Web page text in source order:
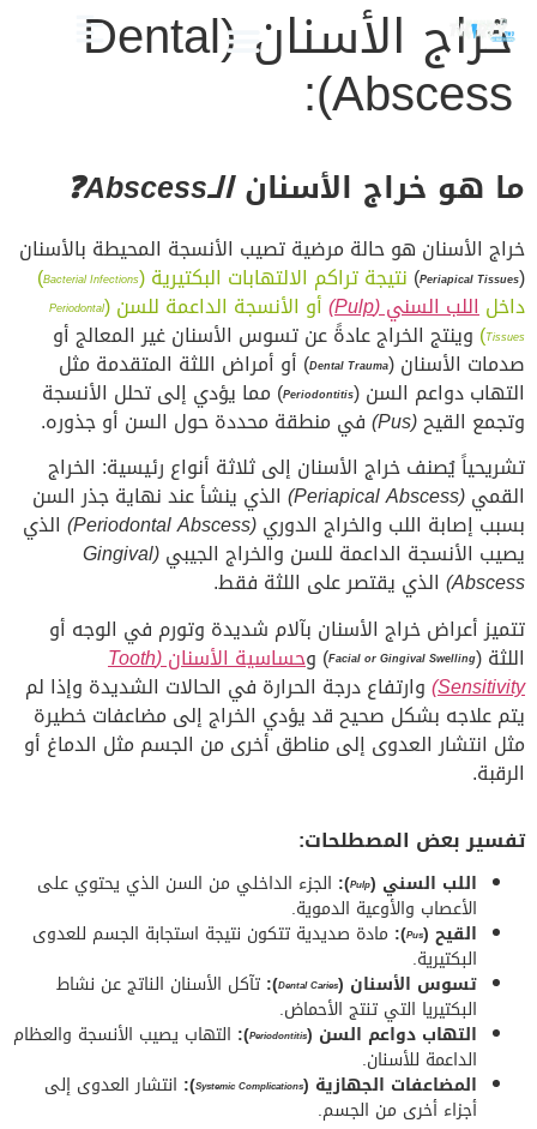
خراج الأسنان (Dental
Abscess):
ما هو خراج الأسنانالـAbscess❓
خراج الأسنان هو حالة مرضية تصيب الأنسجة المحيطة بالأسنان
(
Periapical Tissues
) نتيجة تراكم الالتهابات البكتيرية (Bacterial Infections
)
داخلاللب السني(Pulp) أو الأنسجة الداعمة للسن (Periodontal
Tissues
) وينتج الخراج عادةً عن تسوس الأسنان غير المعالج أو
صدمات الأسنان (Dental Trauma) أو أمراض اللثة المتقدمة مثل
التهاب دواعم السن (Periodontitis) مما يؤدي إلى تحلل الأنسجة
وتجمع القيح(Pus)
في منطقة محددة حول السن أو جذوره.
تشريحياً يُصنف خراج الأسنان إلى ثلاثة أنواع رئيسية: الخراج
القمي(Periapical Abscess) الذي ينشأ عند نهاية جذر السن
بسبب إصابة اللب والخراج الدوري(Periodontal Abscess) الذي
يصيب الأنسجة الداعمة للسن والخراج الجيبي (Gingival
Abscess) الذي يقتصر على اللثة فقط.
تتميز أعراض خراج الأسنان بآلام شديدة وتورم في الوجه أو
اللثة (Facial or Gingival Swelling) وحساسية الأسنان(Tooth
Sensitivity) وارتفاع درجة الحرارة في الحالات الشديدة وإذا لم
يتم علاجه بشكل صحيح قد يؤدي الخراج إلى مضاعفات خطيرة
مثل انتشار العدوى إلى مناطق أخرى من الجسم مثل الدماغ أو
الرقبة.
تفسير بعض المصطلحات:
اللب السني (Pulp
): الجزء الداخلي من السن الذي يحتوي على
الأعصاب والأوعية الدموية.
القيح (Pus
): مادة صديدية تتكون نتيجة استجابة الجسم للعدوى
البكتيرية.
تسوس الأسنان (Dental Caries
): تآكل الأسنان الناتج عن نشاط
البكتيريا التي تنتج الأحماض.
التهاب دواعم السن (Periodontitis
): التهاب يصيب الأنسجة والعظام
الداعمة للأسنان.
المضاعفات الجهازية (Systemic Complications
): انتشار العدوى إلى
أجزاء أخرى من الجسم.